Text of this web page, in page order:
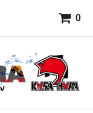
0